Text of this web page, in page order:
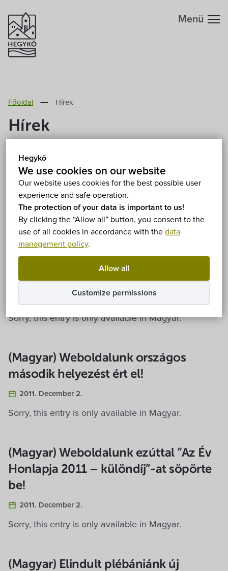
Hegykő
We use cookies on our website
Our website uses cookies for the best possible user
experience and safe operation.
The protection of your data is important to us!
By clicking the “Allow all” button, you consent to the
use of all cookies in accordance with the data
management policy.
Allow all
Customize permissions
Menü
Főoldal Hírek
Hírek
(Magyar) Letölthetők a Hegykői Hírek
tavalyi számai
2012. January 5.
Sorry, this entry is only available in Magyar.
(Magyar) Képviselő-testületi ülés és
közmeghallgatás
Sorry, this entry is only available in Magyar.
(Magyar) Weboldalunk országos
második helyezést ért el!
2011. December 2.
Sorry, this entry is only available in Magyar.
(Magyar) Weboldalunk ezúttal “Az Év
Honlapja 2011 – különdíj”-at söpörte
be!
2011. December 2.
Sorry, this entry is only available in Magyar.
(Magyar) Elindult plébániánk új